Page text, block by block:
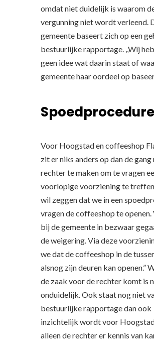
omdat niet duidelijk is waarom
vergunning niet wordt verleend.
gemeente baseert zich op een
bestuurlijke rapportage. ,,Wij
geen idee wat daarin staat of
gemeente haar oordeel op
Spoedprocedure
Voor Hoogstad en coffeeshop
zit er niks anders op dan de gang
rechter te maken om te vragen
voorlopige voorziening te
wil zeggen dat we in een
vragen de coffeeshop te openen.
bij de gemeente in bezwaar
de weigering. Via deze
we dat de coffeeshop in de
alsnog zijn deuren kan openen.”
de zaak voor de rechter komt is
onduidelijk. Ook staat nog niet
bestuurlijke rapportage dan ook
inzichtelijk wordt voor
alleen de rechter er kennis van